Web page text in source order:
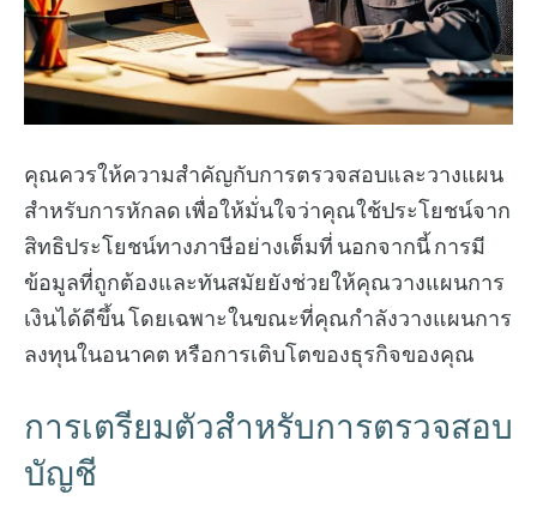
คุณควรให้ความสำคัญกับการตรวจสอบและวางแผน
สำหรับการหักลด เพื่อให้มั่นใจว่าคุณใช้ประโยชน์จาก
สิทธิประโยชน์ทางภาษีอย่างเต็มที่ นอกจากนี้ การมี
ข้อมูลที่ถูกต้องและทันสมัยยังช่วยให้คุณวางแผนการ
เงินได้ดีขึ้น โดยเฉพาะในขณะที่คุณกำลังวางแผนการ
ลงทุนในอนาคต หรือการเติบโตของธุรกิจของคุณ
การเตรียมตัวสำหรับการตรวจสอบ
บัญชี